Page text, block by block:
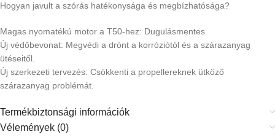
Hogyan javult a szórás hatékonysága és megbízhatósága?
Magas nyomatékú motor a T50-hez: Dugulásmentes.
Új védőbevonat: Megvédi a drónt a korróziótól és a szárazanyag
ütéseitől.
Új szerkezeti tervezés: Csökkenti a propellereknek ütköző
szárazanyag problémát.
Termékbiztonsági információk
Vélemények (0)